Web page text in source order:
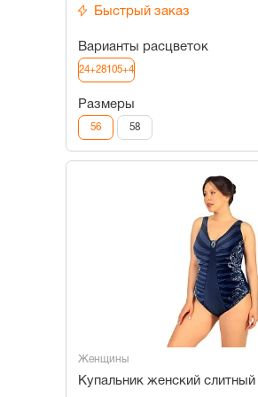
Быстрый заказ
Варианты расцветок
24+28105+4
Размеры
56 58
Женщины
Купальник женский слитный